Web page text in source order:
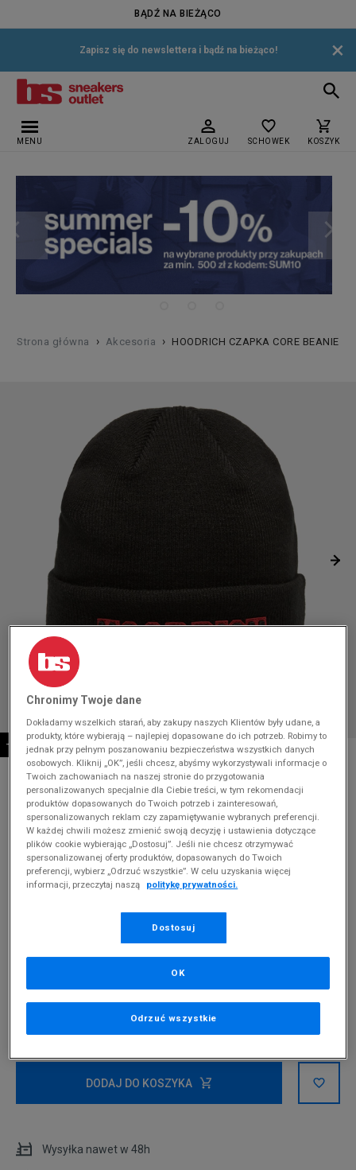
BĄDŹ NA BIEŻĄCO
Zapisz się do newslettera i bądź na bieżąco! ×
MENU ZALOGUJ SCHOWEK KOSZYK
Strona główna › Akcesoria › HOODRICH CZAPKA CORE BEANIE
-10% ZA MIN. 500 ZŁ KOD: SUM10
* Zdjęcie poglądowe
HOODRICH CZAPKA CORE BEANIE
Produkt pochodzi z końcówek aktualnych kolekcji, ubiegłych
sezonów lub z ekspozycji.Szczegóły.
cena rekomendowana przez producenta
79,99 zł
DODAJ DO KOSZYKA
Wysyłka nawet w 48h
Chronimy Twoje dane
Dokładamy wszelkich starań, aby zakupy naszych Klientów były udane, a
produkty, które wybierają – najlepiej dopasowane do ich potrzeb. Robimy to
jednak przy pełnym poszanowaniu bezpieczeństwa wszystkich danych
osobowych. Kliknij „OK”, jeśli chcesz, abyśmy wykorzystywali informacje o
Twoich zachowaniach na naszej stronie do przygotowania
personalizowanych specjalnie dla Ciebie treści, w tym rekomendacji
produktów dopasowanych do Twoich potrzeb i zainteresowań,
spersonalizowanych reklam czy zapamiętywanie wybranych preferencji.
W każdej chwili możesz zmienić swoją decyzję i ustawienia dotyczące
plików cookie wybierając „Dostosuj”. Jeśli nie chcesz otrzymywać
spersonalizowanej oferty produktów, dopasowanych do Twoich
preferencji, wybierz „Odrzuć wszystkie”. W celu uzyskania więcej
informacji, przeczytaj naszą
politykę prywatności.
Dostosuj
Odrzuć wszystkie
OK